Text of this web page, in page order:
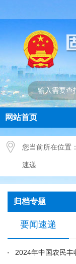
网站首页
您当前所在位置：
速递
归档专题
要闻速递